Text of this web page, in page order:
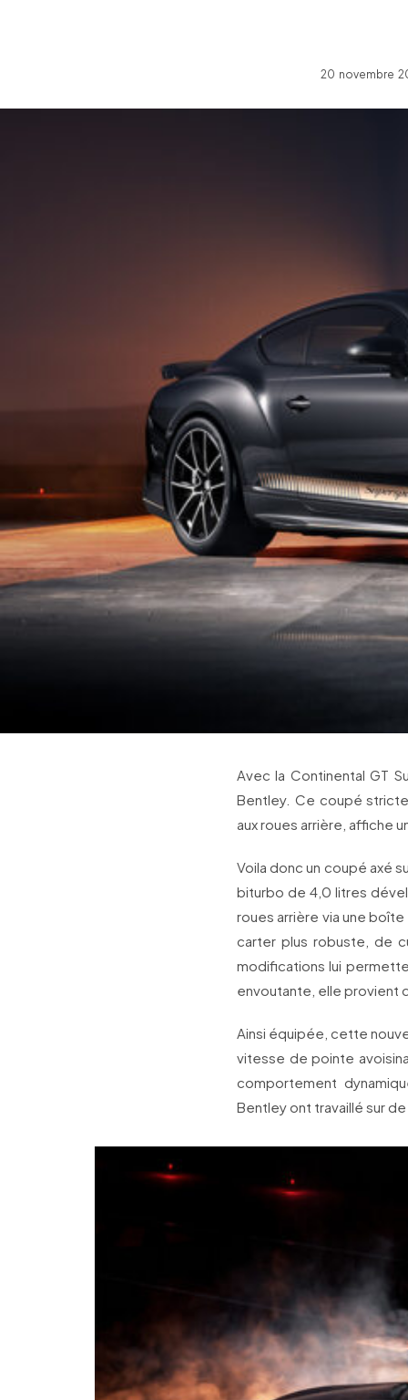
20 novembre
Avec la Continental GT
Bentley. Ce coupé
aux roues arrière, affiche
Voila donc un coupé axé
biturbo de 4,0 litres
roues arrière via une
carter plus robuste, de
modifications lui
envoutante, elle provient
Ainsi équipée, cette
vitesse de pointe
comportement
Bentley ont travaillé sur